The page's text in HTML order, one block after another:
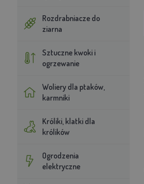
Rozdrabniacze do
ziarna
Sztuczne kwoki i
ogrzewanie
Woliery dla ptaków,
karmniki
Króliki, klatki dla
królików
Ogrodzenia
elektryczne